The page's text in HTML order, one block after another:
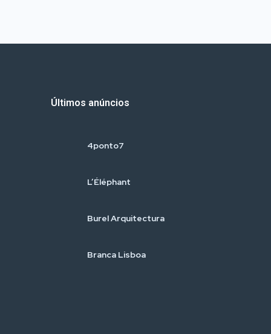
Últimos anúncios
4ponto7
L’Éléphant
Burel Arquitectura
Branca Lisboa